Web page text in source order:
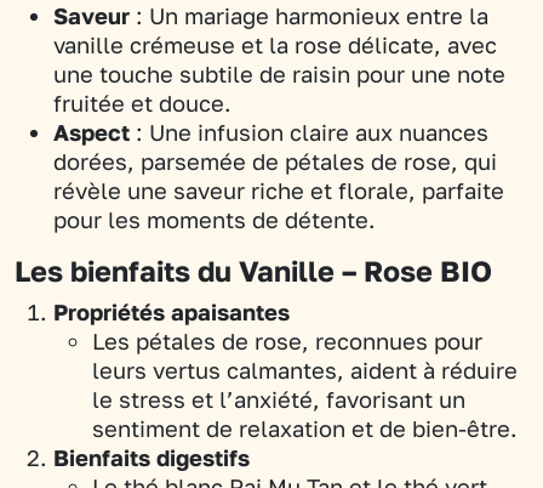
Saveur : Un mariage harmonieux entre la
vanille crémeuse et la rose délicate, avec
une touche subtile de raisin pour une note
fruitée et douce.
Aspect : Une infusion claire aux nuances
dorées, parsemée de pétales de rose, qui
révèle une saveur riche et florale, parfaite
pour les moments de détente.
Les bienfaits du Vanille – Rose BIO
Propriétés apaisantes
Les pétales de rose, reconnues pour
leurs vertus calmantes, aident à réduire
le stress et l’anxiété, favorisant un
sentiment de relaxation et de bien-être.
Bienfaits digestifs